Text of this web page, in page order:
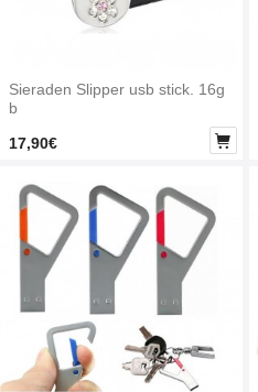
Sieraden Slipper usb stick. 16g
b
17,90€
